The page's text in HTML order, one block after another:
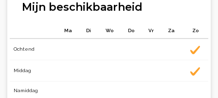
Mijn beschikbaarheid
Ma Di Wo Do Vr Za Zo
Ochtend
Middag
Namiddag